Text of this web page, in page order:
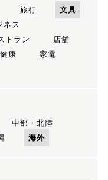
旅行
文具
ネス
トラン
店舗
康
家電
中部・北陸
海外